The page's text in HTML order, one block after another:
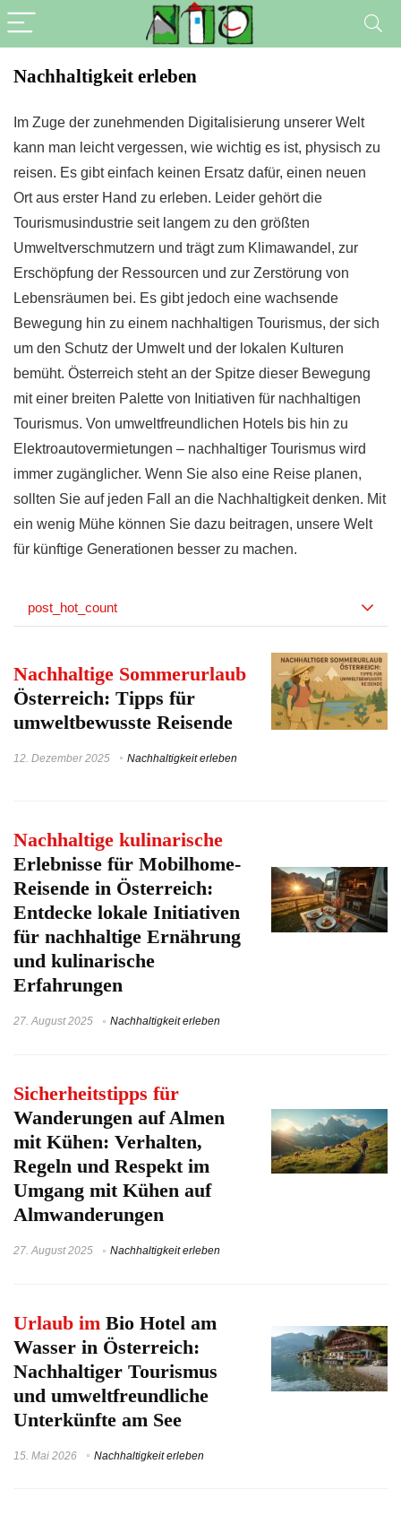
Nachhaltigkeit erleben
Im Zuge der zunehmenden Digitalisierung unserer Welt
kann man leicht vergessen, wie wichtig es ist, physisch zu
reisen. Es gibt einfach keinen Ersatz dafür, einen neuen
Ort aus erster Hand zu erleben. Leider gehört die
Tourismusindustrie seit langem zu den größten
Umweltverschmutzern und trägt zum Klimawandel, zur
Erschöpfung der Ressourcen und zur Zerstörung von
Lebensräumen bei. Es gibt jedoch eine wachsende
Bewegung hin zu einem nachhaltigen Tourismus, der sich
um den Schutz der Umwelt und der lokalen Kulturen
bemüht. Österreich steht an der Spitze dieser Bewegung
mit einer breiten Palette von Initiativen für nachhaltigen
Tourismus. Von umweltfreundlichen Hotels bis hin zu
Elektroautovermietungen – nachhaltiger Tourismus wird
immer zugänglicher. Wenn Sie also eine Reise planen,
sollten Sie auf jeden Fall an die Nachhaltigkeit denken. Mit
ein wenig Mühe können Sie dazu beitragen, unsere Welt
für künftige Generationen besser zu machen.
post_hot_count
Nachhaltige Sommerurlaub
Österreich: Tipps für
umweltbewusste Reisende
12. Dezember 2025 Nachhaltigkeit erleben
Nachhaltige kulinarische
Erlebnisse für Mobilhome-
Reisende in Österreich:
Entdecke lokale Initiativen
für nachhaltige Ernährung
und kulinarische
Erfahrungen
27. August 2025 Nachhaltigkeit erleben
Sicherheitstipps für
Wanderungen auf Almen
mit Kühen: Verhalten,
Regeln und Respekt im
Umgang mit Kühen auf
Almwanderungen
27. August 2025 Nachhaltigkeit erleben
Urlaub im Bio Hotel am
Wasser in Österreich:
Nachhaltiger Tourismus
und umweltfreundliche
Unterkünfte am See
15. Mai 2026 Nachhaltigkeit erleben